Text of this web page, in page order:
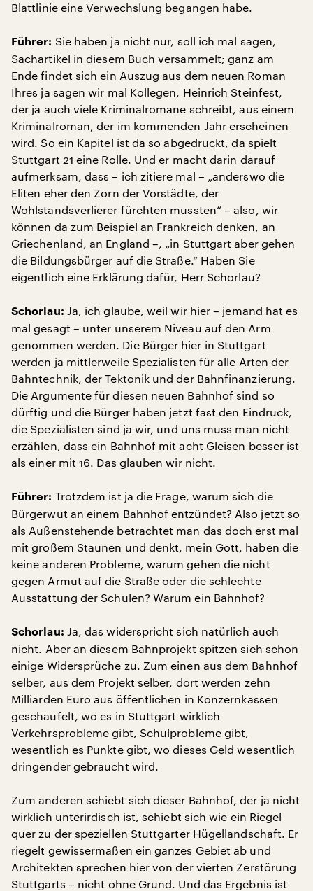
Blattlinie eine Verwechslung begangen habe.
Führer: Sie haben ja nicht nur, soll ich mal sagen,
Sachartikel in diesem Buch versammelt; ganz am
Ende findet sich ein Auszug aus dem neuen Roman
Ihres ja sagen wir mal Kollegen, Heinrich Steinfest,
der ja auch viele Kriminalromane schreibt, aus einem
Kriminalroman, der im kommenden Jahr erscheinen
wird. So ein Kapitel ist da so abgedruckt, da spielt
Stuttgart 21 eine Rolle. Und er macht darin darauf
aufmerksam, dass – ich zitiere mal – „anderswo die
Eliten eher den Zorn der Vorstädte, der
Wohlstandsverlierer fürchten mussten“ – also, wir
können da zum Beispiel an Frankreich denken, an
Griechenland, an England –, „in Stuttgart aber gehen
die Bildungsbürger auf die Straße.“ Haben Sie
eigentlich eine Erklärung dafür, Herr Schorlau?
Schorlau: Ja, ich glaube, weil wir hier – jemand hat es
mal gesagt – unter unserem Niveau auf den Arm
genommen werden. Die Bürger hier in Stuttgart
werden ja mittlerweile Spezialisten für alle Arten der
Bahntechnik, der Tektonik und der Bahnfinanzierung.
Die Argumente für diesen neuen Bahnhof sind so
dürftig und die Bürger haben jetzt fast den Eindruck,
die Spezialisten sind ja wir, und uns muss man nicht
erzählen, dass ein Bahnhof mit acht Gleisen besser ist
als einer mit 16. Das glauben wir nicht.
Führer: Trotzdem ist ja die Frage, warum sich die
Bürgerwut an einem Bahnhof entzündet? Also jetzt so
als Außenstehende betrachtet man das doch erst mal
mit großem Staunen und denkt, mein Gott, haben die
keine anderen Probleme, warum gehen die nicht
gegen Armut auf die Straße oder die schlechte
Ausstattung der Schulen? Warum ein Bahnhof?
Schorlau: Ja, das widerspricht sich natürlich auch
nicht. Aber an diesem Bahnprojekt spitzen sich schon
einige Widersprüche zu. Zum einen aus dem Bahnhof
selber, aus dem Projekt selber, dort werden zehn
Milliarden Euro aus öffentlichen in Konzernkassen
geschaufelt, wo es in Stuttgart wirklich
Verkehrsprobleme gibt, Schulprobleme gibt,
wesentlich es Punkte gibt, wo dieses Geld wesentlich
dringender gebraucht wird.
Zum anderen schiebt sich dieser Bahnhof, der ja nicht
wirklich unterirdisch ist, schiebt sich wie ein Riegel
quer zu der speziellen Stuttgarter Hügellandschaft. Er
riegelt gewissermaßen ein ganzes Gebiet ab und
Architekten sprechen hier von der vierten Zerstörung
Stuttgarts – nicht ohne Grund. Und das Ergebnis ist